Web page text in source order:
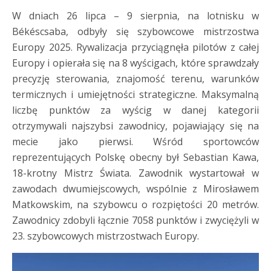
W dniach 26 lipca – 9 sierpnia, na lotnisku w
Békéscsaba, odbyły się szybowcowe mistrzostwa
Europy 2025. Rywalizacja przyciągnęła pilotów z całej
Europy i opierała się na 8 wyścigach, które sprawdzały
precyzję sterowania, znajomość terenu, warunków
termicznych i umiejętności strategiczne. Maksymalną
liczbę punktów za wyścig w danej kategorii
otrzymywali najszybsi zawodnicy, pojawiający się na
mecie jako pierwsi. Wśród sportowców
reprezentujących Polskę obecny był Sebastian Kawa,
18-krotny Mistrz Świata. Zawodnik wystartował w
zawodach dwumiejscowych, wspólnie z Mirosławem
Matkowskim, na szybowcu o rozpiętości 20 metrów.
Zawodnicy zdobyli łącznie 7058 punktów i zwyciężyli w
23. szybowcowych mistrzostwach Europy.